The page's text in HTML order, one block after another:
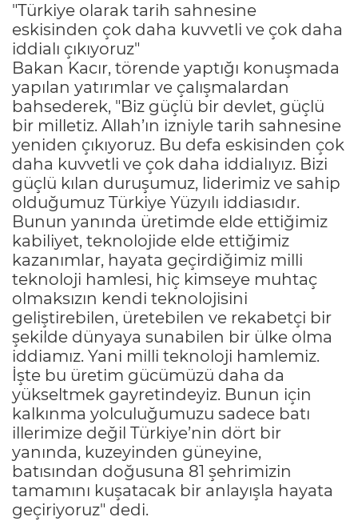
"Türkiye olarak tarih sahnesine
eskisinden çok daha kuvvetli ve çok daha
iddialı çıkıyoruz"
Bakan Kacır, törende yaptığı konuşmada
yapılan yatırımlar ve çalışmalardan
bahsederek, "Biz güçlü bir devlet, güçlü
bir milletiz. Allah’ın izniyle tarih sahnesine
yeniden çıkıyoruz. Bu defa eskisinden çok
daha kuvvetli ve çok daha iddialıyız. Bizi
güçlü kılan duruşumuz, liderimiz ve sahip
olduğumuz Türkiye Yüzyılı iddiasıdır.
Bunun yanında üretimde elde ettiğimiz
kabiliyet, teknolojide elde ettiğimiz
kazanımlar, hayata geçirdiğimiz milli
teknoloji hamlesi, hiç kimseye muhtaç
olmaksızın kendi teknolojisini
geliştirebilen, üretebilen ve rekabetçi bir
şekilde dünyaya sunabilen bir ülke olma
iddiamız. Yani milli teknoloji hamlemiz.
İşte bu üretim gücümüzü daha da
yükseltmek gayretindeyiz. Bunun için
kalkınma yolculuğumuzu sadece batı
illerimize değil Türkiye’nin dört bir
yanında, kuzeyinden güneyine,
batısından doğusuna 81 şehrimizin
tamamını kuşatacak bir anlayışla hayata
geçiriyoruz" dedi.